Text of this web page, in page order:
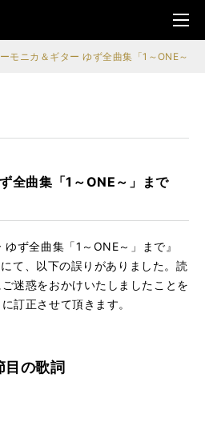
メニ
ュ
モニカ＆ギター ゆず全曲集「1～ONE～」
全曲集「1～ONE～」まで
ず全曲集「1～ONE～」まで』
て、以下の誤りがありました。読
迷惑をおかけいたしましたことを
訂正させて頂きます。
目の歌詞